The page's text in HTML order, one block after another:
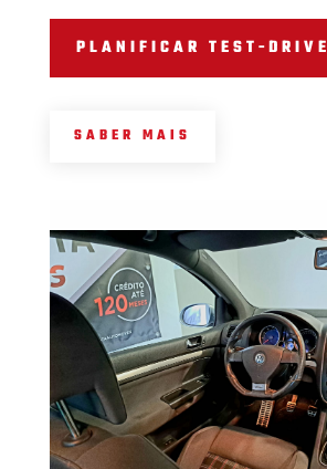
PLANIFICAR TEST-DRIVE
SABER MAIS